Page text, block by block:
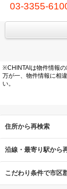
03-3355-
※CHINTAIは物件情報の
万が一、物件情報に相
い。
住所から再検索
沿線・最寄り駅から
こだわり条件で市区